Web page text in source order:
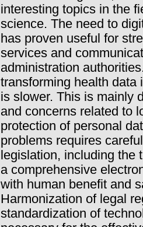
interesting topics in the
science. The need to
has proven useful for
services and
administration
transforming health data
is slower. This is mainly
and concerns related to
protection of personal
problems requires
legislation, including the
a comprehensive
with human benefit and
Harmonization of legal
standardization of